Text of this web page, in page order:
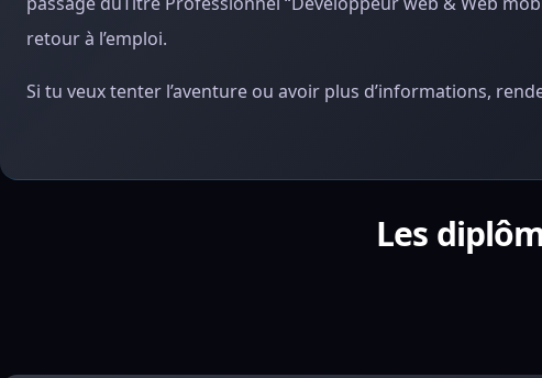
retour à l’emploi.
Si tu veux tenter l’aventure ou avoir plus d’informations,
Les